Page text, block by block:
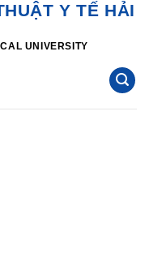
Y TẾ HẢI
UNIVERSITY